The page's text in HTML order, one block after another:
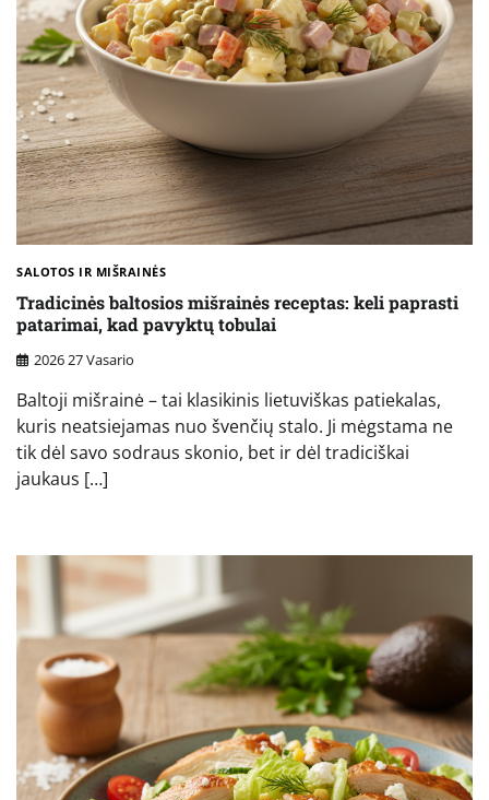
SALOTOS IR MIŠRAINĖS
Tradicinės baltosios mišrainės receptas: keli paprasti
patarimai, kad pavyktų tobulai
2026 27 Vasario
Baltoji mišrainė – tai klasikinis lietuviškas patiekalas,
kuris neatsiejamas nuo švenčių stalo. Ji mėgstama ne
tik dėl savo sodraus skonio, bet ir dėl tradiciškai
jaukaus […]